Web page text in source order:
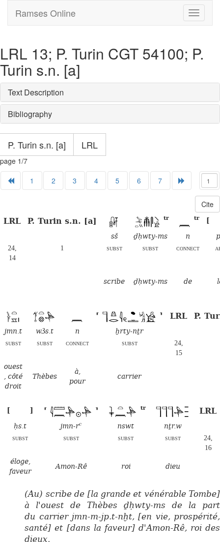
Toggle
Ramses Online
LRL 13; P. Turin CGT 54100; P.
Turin s.n. [a]
Text Description
Bibliography
P. Turin s.n. [a] LRL
page 1/7
1 2 3 4 5 6 7
Cite
LRL P. Turin s.n. [a] tr tr [
sš ḏḥwty-ms n
24,
14
1 subst subst connect
scribe ḏḥwty-ms de
⸢ ⸣ LRL P.
jmn.t wꜣs.t n ẖrty-nṯr
subst subst connect subst
24,
15
ouest
, côté
droit
Thèbes
à,
pour
carrier
[ ] ⸢ ⸣ tr LRL
ḥs.t jmn-rꜥ nswt nṯr.w
subst subst subst subst
24,
16
éloge,
faveur
Amon-Rê roi dieu
(Au) scribe de [la grande et vénérable Tombe]
à l'ouest de Thèbes ḏḥwty-ms de la part
du carrier jmn-m-jp.t-nḫt, [en vie, prospérité,
santé] et [dans la faveur] d'Amon-Rê, roi des
dieux.